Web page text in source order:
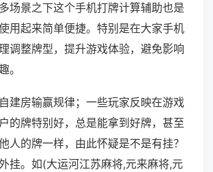
场景之下这个手机打牌计算辅助也是
用起来简单便捷。特别是在大家手机
调整牌型，提升游戏体验，避免影响
。
建房输赢规律；一些玩家反映在游戏
的牌特别好，总是能拿到好牌，甚至
人的牌一样，由此怀疑是不是有挂？
挂。如(大运河江苏麻将,元来麻将,元